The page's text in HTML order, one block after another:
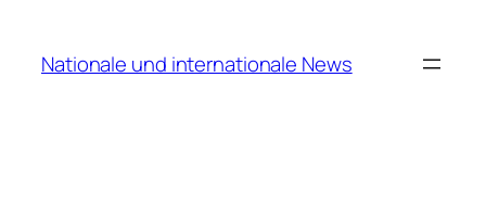
springen
Nationale und internationale News